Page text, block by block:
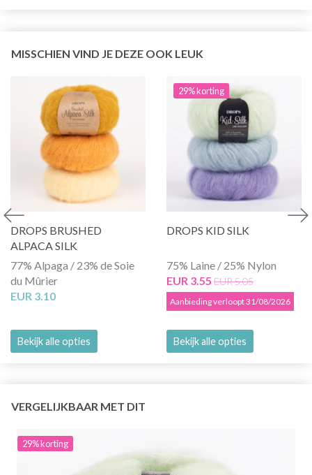
MISSCHIEN VIND JE DEZE OOK LEUK
DROPS BRUSHED
ALPACA SILK
77% Alpaga / 23% de Soie
du Mûrier
EUR 3.10
Bekijk alle opties
29% korting
DROPS KID SILK
75% Laine / 25% Nylon
EUR 3.55 EUR 5.05
Aanbieding verloopt 31/08/2026
Bekijk alle opties
VERGELIJKBAAR MET DIT
29% korting